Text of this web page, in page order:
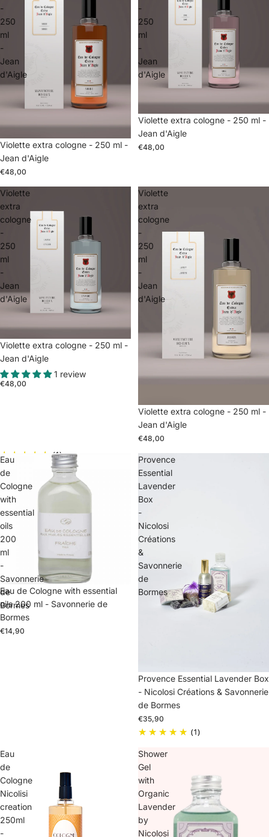
-
250
ml
-
Jean
d'Aigle
Violette extra cologne - 250 ml -
Jean d'Aigle
€48,00
-
250
ml
-
Jean
d'Aigle
Violette extra cologne - 250 ml -
Jean d'Aigle
€48,00
Violette
extra
cologne
-
250
ml
-
Jean
d'Aigle
Violette extra cologne - 250 ml -
Jean d'Aigle
1 review
€48,00
(1)
Violette
extra
cologne
-
250
ml
-
Jean
d'Aigle
Violette extra cologne - 250 ml -
Jean d'Aigle
€48,00
Eau
de
Cologne
with
essential
oils
200
ml
-
Savonnerie
de
Bormes
Eau de Cologne with essential
oils 200 ml - Savonnerie de
Bormes
€14,90
Provence
Essential
Lavender
Box
-
Nicolosi
Créations
&
Savonnerie
de
Bormes
Sold out
Provence Essential Lavender Box
- Nicolosi Créations & Savonnerie
de Bormes
€35,90
(1)
Eau
de
Cologne
Nicolisi
creation
250ml
-
Shower
Gel
with
Organic
Lavender
by
Nicolosi